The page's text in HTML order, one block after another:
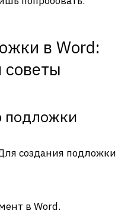
в Word:
подложки
создания подложки
в Word.